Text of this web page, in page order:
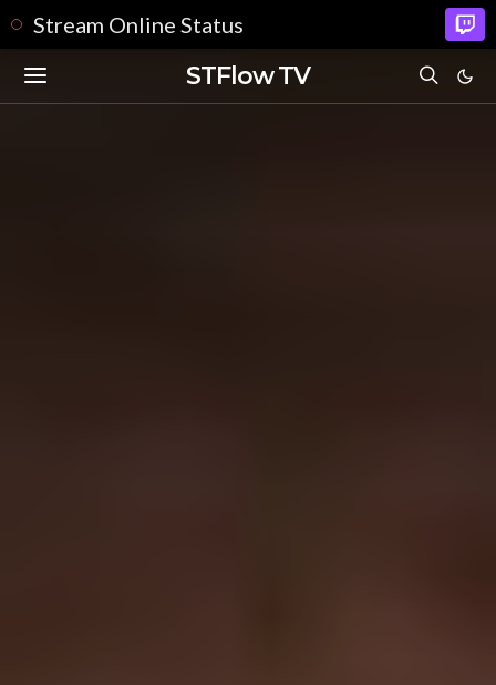
Stream Online Status
STFlow TV